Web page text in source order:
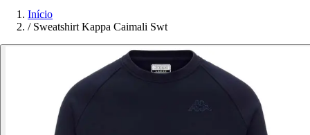
Início
/ Sweatshirt Kappa Caimali Swt